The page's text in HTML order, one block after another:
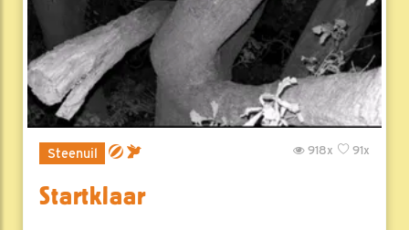
Steenuil 91x
918x
Startklaar